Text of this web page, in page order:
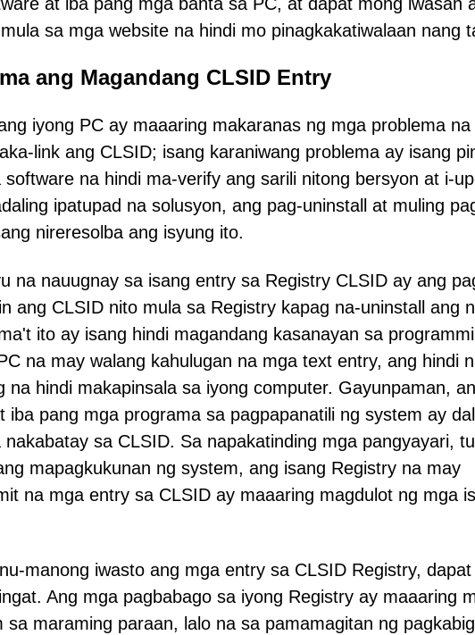
sa mga website na hindi mo pinagkakatiwalaan nang
ang Magandang CLSID Entry
iyong PC ay maaaring makaranas ng mga problema
link ang CLSID; isang karaniwang problema ay isang
na hindi ma-verify ang sarili nitong bersyon at i-
ipatupad na solusyon, ang pag-uninstall at muling
nireresolba ang isyung ito.
na nauugnay sa isang entry sa Registry CLSID ay ang
ang CLSID nito mula sa Registry kapag na-uninstall ang
ito ay isang hindi magandang kasanayan sa
na may walang kahulugan na mga text entry, ang hindi
na hindi makapinsala sa iyong computer. Gayunpaman,
iba pang mga programa sa pagpapanatili ng system ay
sa CLSID. Sa napakatinding mga pangyayari,
mapagkukunan ng system, ang isang Registry na may
na mga entry sa CLSID ay maaaring magdulot ng mga
manong iwasto ang mga entry sa CLSID Registry,
Ang mga pagbabago sa iyong Registry ay maaaring
maraming paraan, lalo na sa pamamagitan ng